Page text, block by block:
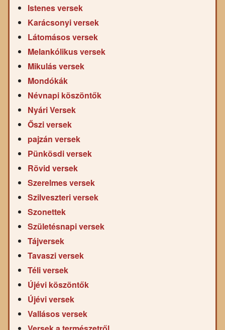
Istenes versek
Karácsonyi versek
Látomásos versek
Melankólikus versek
Mikulás versek
Mondókák
Névnapi köszöntők
Nyári Versek
Őszi versek
pajzán versek
Pünkösdi versek
Rövid versek
Szerelmes versek
Szilveszteri versek
Szonettek
Születésnapi versek
Tájversek
Tavaszi versek
Téli versek
Újévi köszöntők
Újévi versek
Vallásos versek